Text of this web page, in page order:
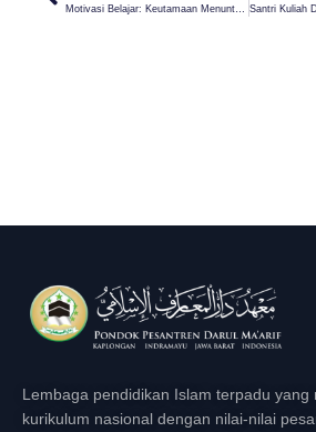
Lembaga pendidikan Islam terpadu yang
kurikulum nasional dengan nilai-nilai